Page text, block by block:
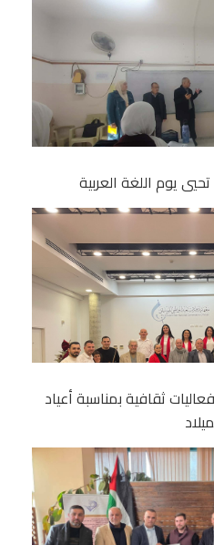
يوم اللغة العربية
ثقافية بمناسبة أعياد